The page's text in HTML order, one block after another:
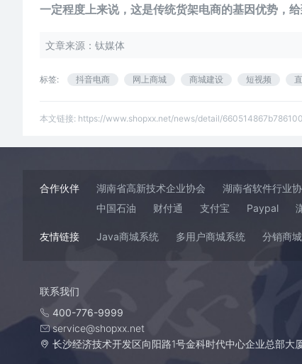
一定程度上来说，这是传统货架电商的基因优势，给
文章来源：钛媒体
标签: 抖音电商 网上商城 商城建设 短视频
本文链接: https://www.shopxx.net/news/detail/
合作伙伴 湖南省高新技术企业协会 湖南省软件行业
中国石油
财付通 支付宝 Paypal
友情链接 Java商城系统 多用户商城系统 分销商
联系我们
400-776-9999
service@shopxx.net
长沙经济技术开发区向阳路1号金科时代中心企业总部大